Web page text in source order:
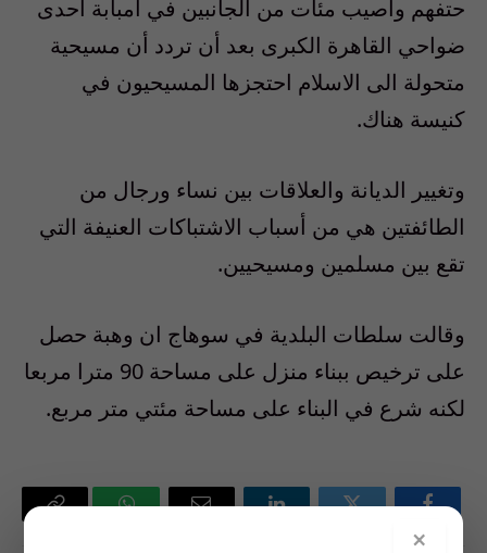
حتفهم وأصيب مئات من الجانبين في امبابة احدى
ضواحي القاهرة الكبرى بعد أن تردد أن مسيحية
متحولة الى الاسلام احتجزها المسيحيون في
كنيسة هناك.
وتغيير الديانة والعلاقات بين نساء ورجال من
الطائفتين هي من أسباب الاشتباكات العنيفة التي
تقع بين مسلمين ومسيحيين.
وقالت سلطات البلدية في سوهاج ان وهبة حصل
على ترخيص ببناء منزل على مساحة 90 مترا مربعا
لكنه شرع في البناء على مساحة مئتي متر مربع.
Copy
×